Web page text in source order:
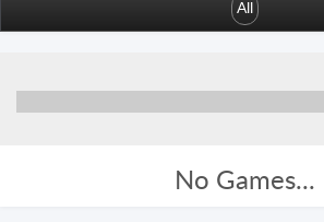
All
No Games...